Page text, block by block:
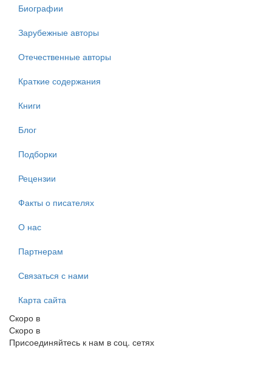
Биографии
Зарубежные авторы
Отечественные авторы
Краткие содержания
Книги
Блог
Подборки
Рецензии
Факты о писателях
О нас
Партнерам
Связаться с нами
Карта сайта
Скоро в
Скоро в
Присоединяйтесь к нам в соц. сетях